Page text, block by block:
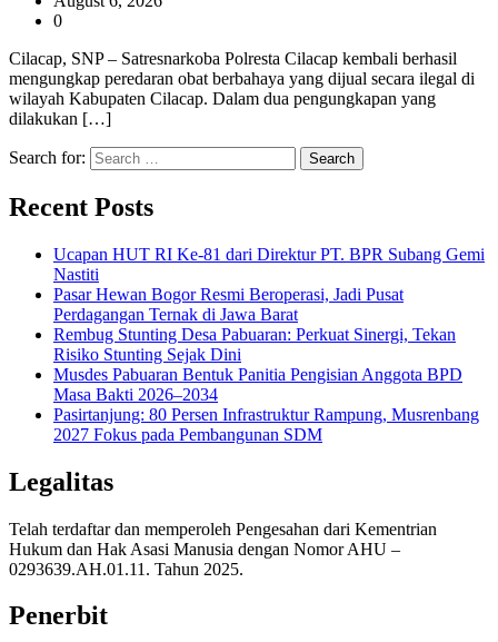
0
Cilacap, SNP – Satresnarkoba Polresta Cilacap kembali berhasil
mengungkap peredaran obat berbahaya yang dijual secara ilegal di
wilayah Kabupaten Cilacap. Dalam dua pengungkapan yang
dilakukan […]
Search for:
Recent Posts
Ucapan HUT RI Ke-81 dari Direktur PT. BPR Subang Gemi
Nastiti
Pasar Hewan Bogor Resmi Beroperasi, Jadi Pusat
Perdagangan Ternak di Jawa Barat
Rembug Stunting Desa Pabuaran: Perkuat Sinergi, Tekan
Risiko Stunting Sejak Dini
Musdes Pabuaran Bentuk Panitia Pengisian Anggota BPD
Masa Bakti 2026–2034
Pasirtanjung: 80 Persen Infrastruktur Rampung, Musrenbang
2027 Fokus pada Pembangunan SDM
Legalitas
Telah terdaftar dan memperoleh Pengesahan dari Kementrian
Hukum dan Hak Asasi Manusia dengan Nomor AHU –
0293639.AH.01.11. Tahun 2025.
Penerbit